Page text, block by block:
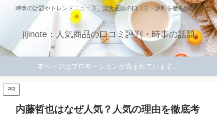
時事の話題やトレンドニュース、楽天通販の口コミ・評判を徹底解説！
jijinote：人気商品の口コミ評判・時事の話題
本ページはプロモーションが含まれています。
PR
内藤哲也はなぜ人気？人気の理由を徹底考